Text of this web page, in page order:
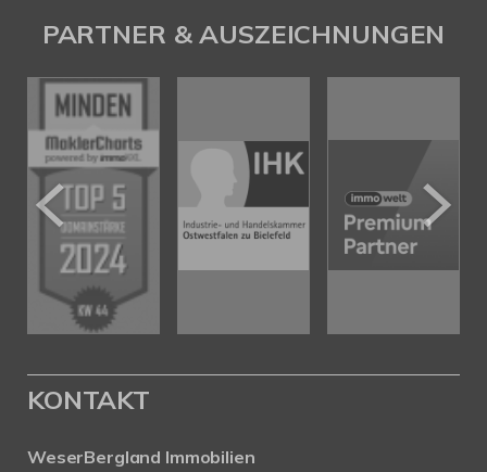
PARTNER & AUSZEICHNUNGEN
KONTAKT
WeserBergland Immobilien